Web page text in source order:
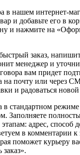
в нашем интернет-
и добавьте его в
и нажмите на
заказ,
менеджер и
вам придет
на почту или через
и радоваться
в стандартном
Заполняете
адрес, способ
в комментарии к
поможет курьеру